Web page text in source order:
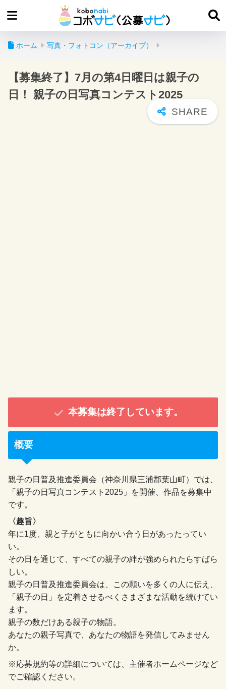
ホーム 写真・フォトコン（アーカイブ）
【募集終了】7月の第4日曜日は親子の
日！ 親子の日写真コンテスト2025
本募集は終了しています。
概要
親子の日普及推進委員会（神奈川県三浦郡葉山町）では、
「親子の日写真コンテスト2025」を開催、作品を募集中
です。
〈趣旨〉
年に1度、親と子がともに向かい合う日があったってい
い。
その日を通じて、すべての親子の絆が強められたらすばら
しい。
親子の日普及推進委員会は、この願いを多くの人に伝え、
「親子の日」を定着させるべくさまざまな活動を続けてい
ます。
親子の数だけある親子の物語。
あなたの親子写真で、あなたの物語を発信してみません
か。
※応募規約等の詳細については、主催者ホームページなど
でご確認ください。